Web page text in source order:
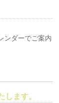
ンダーでご案内
します。